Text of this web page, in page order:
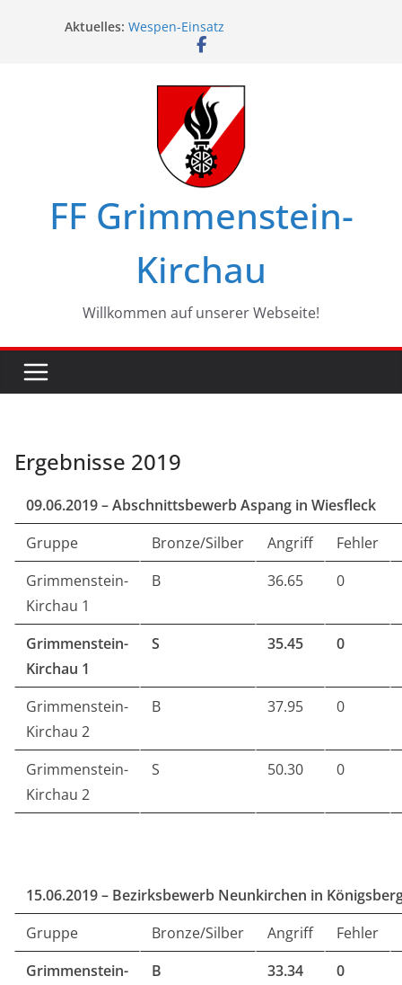
Aktuelles: Wespen-Einsatz
Glückwünsche zum 75. Geburtstag
Landesbewerbe in Zistersdorf
FF Grimmenstein-
Kirchau
Willkommen auf unserer Webseite!
Ergebnisse 2019
09.06.2019 – Abschnittsbewerb Aspang in Wiesfleck
Gruppe
Bronze/Silber Angriff
Fehler
Grimmenstein-
Kirchau 1
B 36.65 0
Grimmenstein-
Kirchau 1
S 35.45 0
Grimmenstein-
Kirchau 2
B 37.95 0
Grimmenstein-
Kirchau 2
S 50.30 0
15.06.2019 – Bezirksbewerb Neunkirchen in
Gruppe
Bronze/Silber Angriff
Fehler
Grimmenstein-
B 33.34 0